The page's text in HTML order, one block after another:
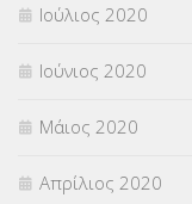
Ιούλιος 2020
Ιούνιος 2020
Μάιος 2020
Απρίλιος 2020